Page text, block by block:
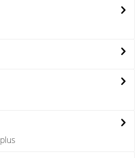
plus